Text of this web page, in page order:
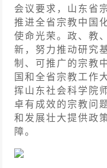
会议要求，山东省
推进全省宗教中国
使命光荣。政、教
新，努力推动研究
制、可推广的宗教
国和全省宗教工作
挥山东社会科学院
卓有成效的宗教问
和发展壮大提供政
障。